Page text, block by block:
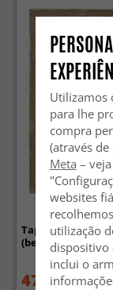
Tapetes felpudos
(bege)
47.99 € 79.99
Utilizamos
para lhe
compra
(através
Meta –
websites
utilização
dispositivo
inclui o